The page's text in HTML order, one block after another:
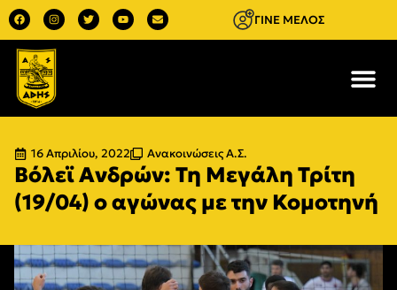
ΓΙΝΕ ΜΕΛΟΣ
16 Απριλίου, 2022 Ανακοινώσεις Α.Σ.
Βόλεϊ Ανδρών: Τη Μεγάλη Τρίτη
(19/04) ο αγώνας με την Κομοτηνή